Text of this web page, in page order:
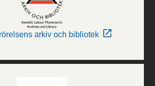
arkiv och bibliotek